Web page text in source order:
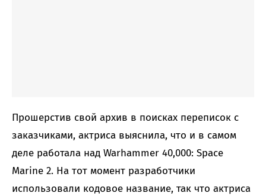
Прошерстив свой архив в поисках переписок с
заказчиками, актриса выяснила, что и в самом
деле работала над Warhammer 40,000: Space
Marine 2. На тот момент разработчики
использовали кодовое название, так что актриса